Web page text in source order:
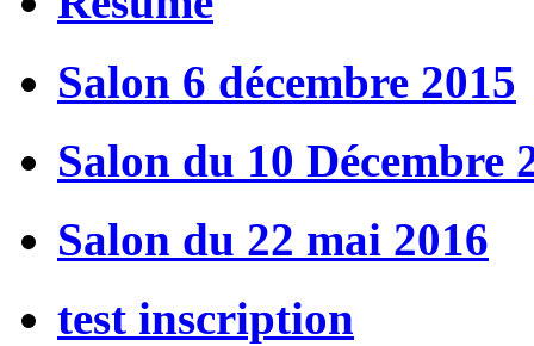
Salon 6 décembre 2015
Salon du 10 Décembre
Salon du 22 mai 2016
test inscription